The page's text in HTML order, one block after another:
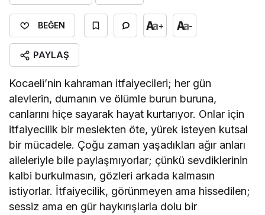
BEĞEN + -
PAYLAŞ
Kocaeli’nin kahraman itfaiyecileri; her gün
alevlerin, dumanın ve ölümle burun buruna,
canlarını hiçe sayarak hayat kurtarıyor. Onlar için
itfaiyecilik bir meslekten öte, yürek isteyen kutsal
bir mücadele. Çoğu zaman yaşadıkları ağır anları
aileleriyle bile paylaşmıyorlar; çünkü sevdiklerinin
kalbi burkulmasın, gözleri arkada kalmasın
istiyorlar. İtfaiyecilik, görünmeyen ama hissedilen;
sessiz ama en gür haykırışlarla dolu bir